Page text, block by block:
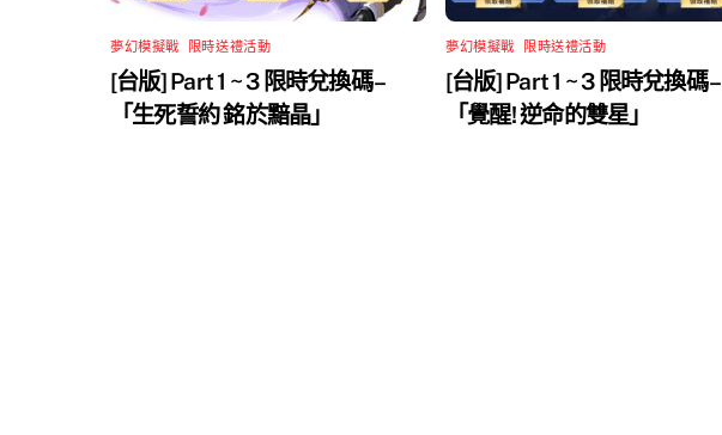
夢幻模擬戰 限時送禮活動
[台版] Part 1 ~ 3 限時兌換碼 –
「生死誓約 銘於黯晶」
夢幻模擬戰 限時送禮活動
[台版] Part 1 ~ 3 限時兌換碼 –
「覺醒! 逆命的雙星」